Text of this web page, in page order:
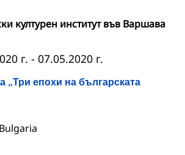
културен институт във Варшава
„Три епохи на българската
г. - 07.05.2020 г.